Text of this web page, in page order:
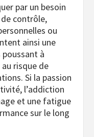
par un besoin
contrôle,
ou
ainsi une
à
risque de
Si la passion
l’addiction
et une fatigue
sur le long